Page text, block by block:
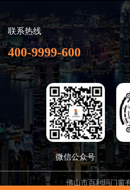
联系热线
400-9999-600
微信公众号
佛山市百利玛门窗